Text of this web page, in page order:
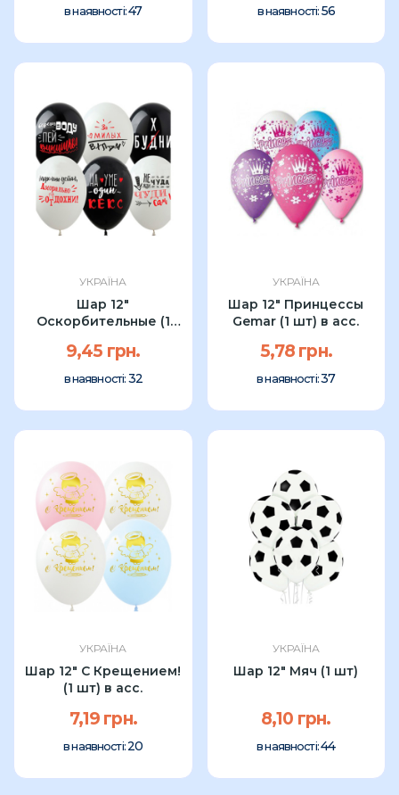
в наявності:47 в наявності: 56
УКРАЇНА
Шар 12"
Оскорбительные (1
9,45 грн.
в наявності: 32
УКРАЇНА
Шар 12" Принцессы
Gemar (1 шт) в асс.
5,78 грн.
в наявності:37
УКРАЇНА
Шар 12" С Крещением!
(1 шт) в асс.
7,19 грн.
в наявності:20
УКРАЇНА
Шар 12" Мяч (1 шт)
8,10 грн.
в наявності:44